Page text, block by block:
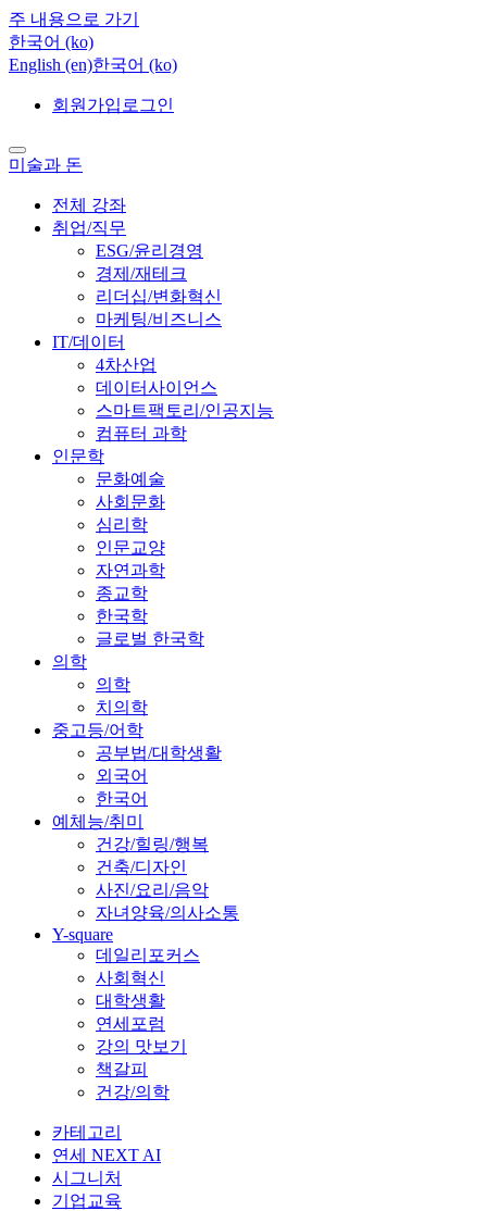
주 내용으로 가기
한국어 ‎(ko)‎
English ‎(en)‎한국어 ‎(ko)‎
회원가입 로그인
미술과 돈
전체 강좌
취업/직무
ESG/윤리경영
경제/재테크
리더십/변화혁신
마케팅/비즈니스
IT/데이터
4차산업
데이터사이언스
스마트팩토리/인공지능
컴퓨터 과학
인문학
문화예술
사회문화
심리학
인문교양
자연과학
종교학
한국학
글로벌 한국학
의학
의학
치의학
중고등/어학
공부법/대학생활
외국어
한국어
예체능/취미
건강/힐링/행복
건축/디자인
사진/요리/음악
자녀양육/의사소통
Y-square
데일리포커스
사회혁신
대학생활
연세포럼
강의 맛보기
책갈피
건강/의학
카테고리
연세 NEXT AI
시그니처
기업교육